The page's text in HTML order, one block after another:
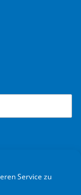
Service zu